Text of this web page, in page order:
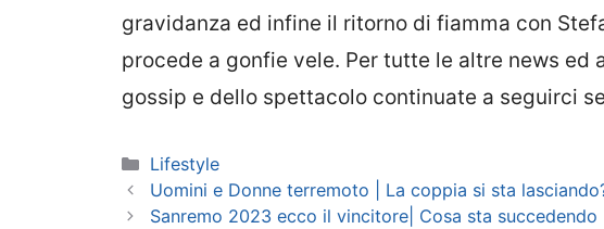
gravidanza ed infine il ritorno di fiamma con
procede a gonfie vele. Per tutte le altre news ed
gossip e dello spettacolo continuate a seguirci
Categorie
Lifestyle
Uomini e Donne terremoto | La coppia si sta
Sanremo 2023 ecco il vincitore| Cosa sta succedendo